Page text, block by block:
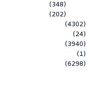
(348)
(202)
(4302)
(24)
(3940)
(1)
(6298)